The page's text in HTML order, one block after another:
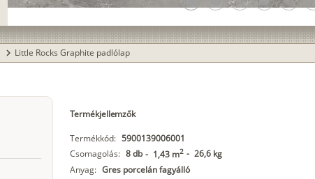
chevron_right Little Rocks Graphite padlólap
Termékjellemzők
Termékkód: 5900139006001
Csomagolás: 8 db - 1,43 m2 - 26,6 kg
Anyag: Gres porcelán fagyálló